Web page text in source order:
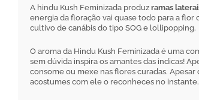
A hindu Kush Feminizada produz ramas
energia da floração vai quase todo para a flor
cultivo de canábis do tipo SOG e lollipopping.
O aroma da Hindu Kush Feminizada é uma
sem dúvida inspira os amantes das indicas!
consome ou mexe nas flores curadas.
acostumes com ele o reconheces no instante.